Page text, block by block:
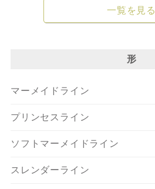
一覧を見る
形
マーメイドライン
プリンセスライン
ソフトマーメイドライン
スレンダーライン